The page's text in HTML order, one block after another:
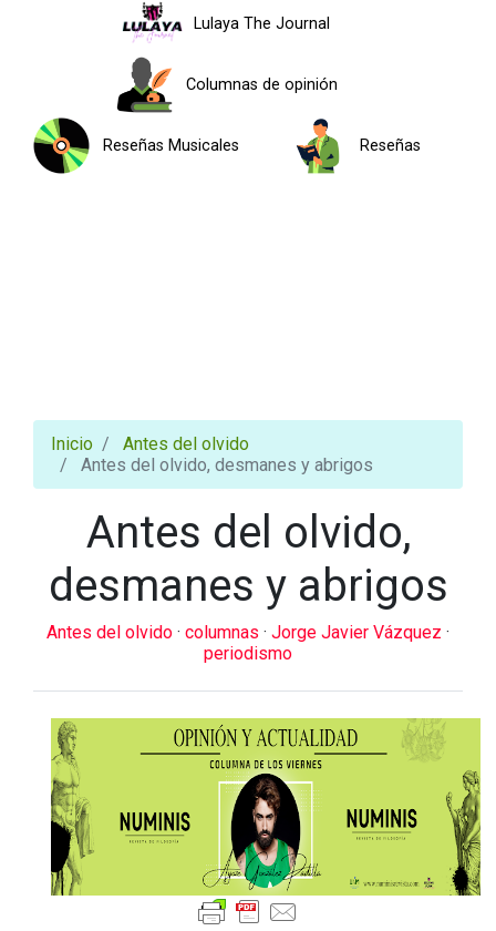
Lulaya The Journal
Columnas de opinión
Reseñas Musicales Reseñas
Inicio
Antes del olvido
Antes del olvido, desmanes y abrigos
Antes del olvido,
desmanes y abrigos
Antes del olvido · columnas · Jorge Javier Vázquez ·
periodismo